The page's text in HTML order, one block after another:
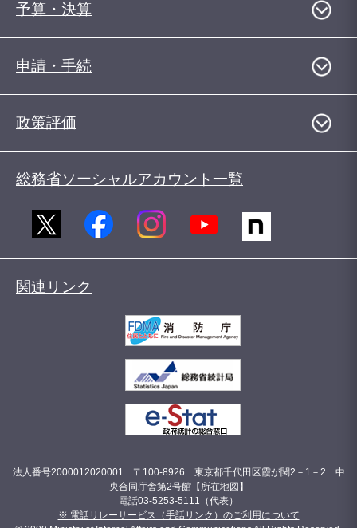
予算・決算
申請・手続
政策評価
総務省ソーシャルアカウント一覧
関連リンク
法人番号2000012020001 〒100-8926 東京都千代田区霞が関2－1－2 中
央合同庁舎第2号館【 所在地図 】
電話03-5253-5111（代表）
※ 電話リレーサービス（手話リンク）のご利用について